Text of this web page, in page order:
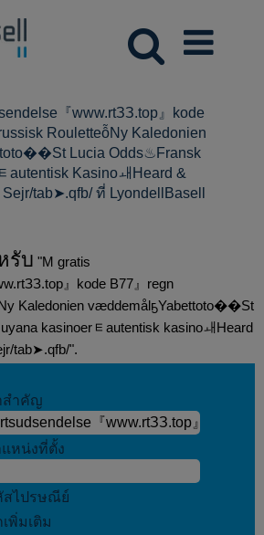
『www.rtЗЗ.top』kode
RouletteỗNy Kaledonien
Lucia Odds♨Fransk
KasinoㅙHeard &
tab➤.qfb/ ที่ LyondellBasell
รับ "M gratis
』kode B77』regn
Kaledonien væddemålҕYabettoto��St
kasinoerᇀautentisk kasinoㅙHeard
tab➤.qfb/".
สำคัญ
หน่งที่ตั้ง
ไปรษณีย์
พิ่มเติม